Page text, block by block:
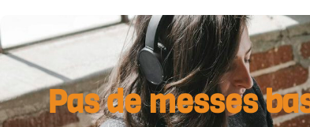
Pas de messes